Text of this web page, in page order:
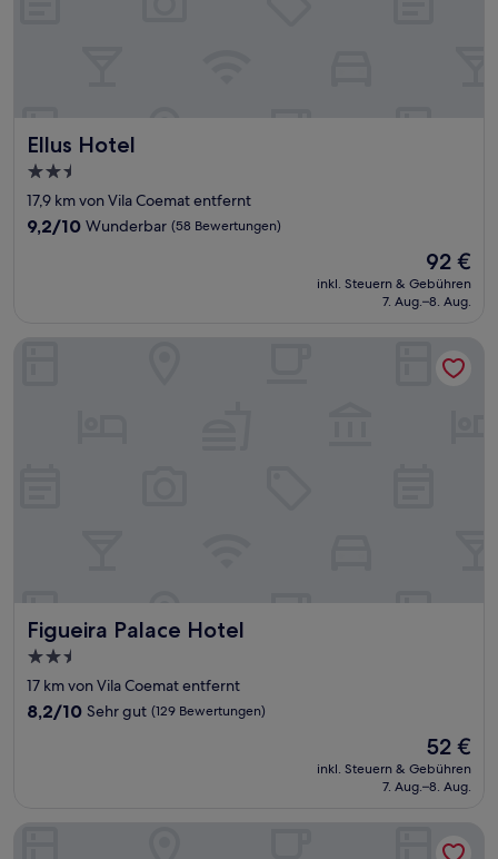
Ellus Hotel
Ellus Hotel
2.5-
Sterne-
Unterkunft
17,9 km von Vila Coemat entfernt
9.2
9,2/10 Wunderbar (58 Bewertungen)
Der
Preis
beträgt
92 €
inkl. Steuern & Gebühren
7. Aug.–8. Aug.
Figueira Palace Hotel
Figueira Palace Hotel
2.5-
Sterne-
Unterkunft
17 km von Vila Coemat entfernt
8.2
Bewertungen)
8,2/10 Sehr gut (129 Bewertungen)
Der
Preis
beträgt
52 €
inkl. Steuern & Gebühren
7. Aug.–8. Aug.
HOTEL MONTE CARLO